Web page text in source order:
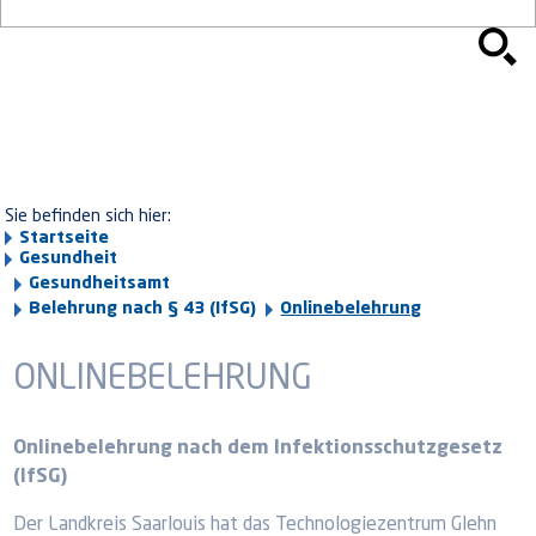
Sie befinden sich hier:
Startseite
Gesundheit
Gesundheitsamt
Belehrung nach § 43 (IfSG)
Onlinebelehrung
ONLINEBELEHRUNG
Onlinebelehrung nach dem Infektionsschutzgesetz
(IfSG)
Der Landkreis Saarlouis hat das Technologiezentrum Glehn